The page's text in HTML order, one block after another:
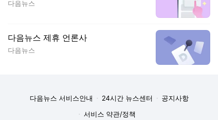
다음뉴스
다음뉴스 제휴 언론사
다음뉴스
다음뉴스 서비스안내 24시간 뉴스센터
공지사항
서비스 약관/정책